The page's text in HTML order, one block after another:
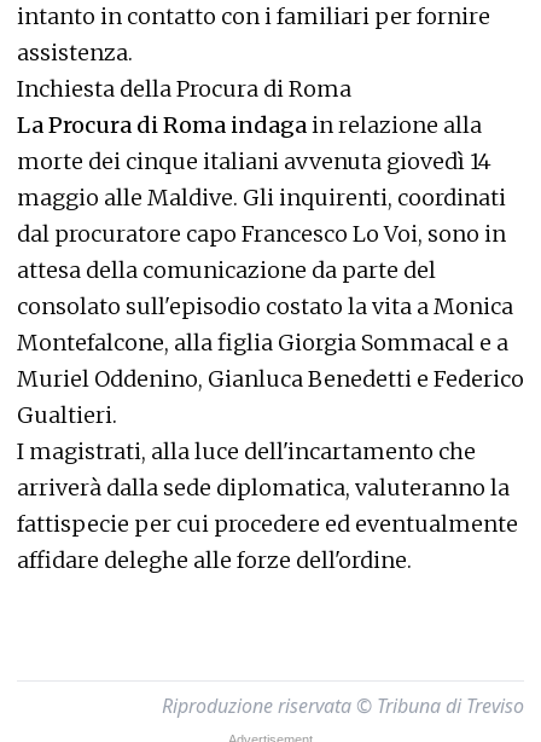
intanto in contatto con i familiari per fornire
assistenza.
Inchiesta della Procura di Roma
La Procura di Roma indaga in relazione alla
morte dei cinque italiani avvenuta giovedì 14
maggio alle Maldive. Gli inquirenti, coordinati
dal procuratore capo Francesco Lo Voi, sono in
attesa della comunicazione da parte del
consolato sull'episodio costato la vita a Monica
Montefalcone, alla figlia Giorgia Sommacal e a
Muriel Oddenino, Gianluca Benedetti e Federico
Gualtieri.
I magistrati, alla luce dell'incartamento che
arriverà dalla sede diplomatica, valuteranno la
fattispecie per cui procedere ed eventualmente
affidare deleghe alle forze dell'ordine.
Riproduzione riservata © Tribuna di Treviso